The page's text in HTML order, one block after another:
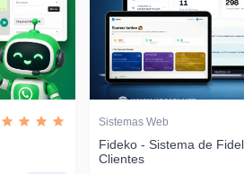
Sistemas Web
Fideko - Sistema de
Clientes